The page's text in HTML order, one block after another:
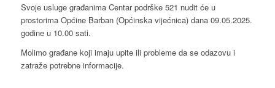
Svoje usluge građanima Centar podrške 521 nudit će u
prostorima Općine Barban (Općinska vijećnica) dana 09.05.2025.
godine u 10.00 sati.
Molimo građane koji imaju upite ili probleme da se odazovu i
zatraže potrebne informacije.